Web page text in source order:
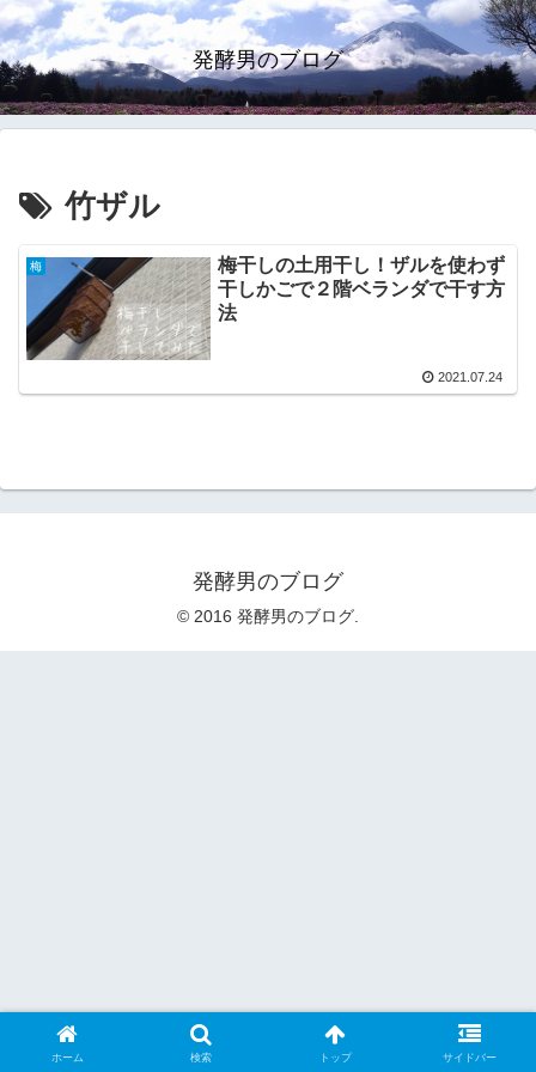
発酵男のブログ
竹ザル
梅
梅干しの土用干し！ザルを使わず
干しかごで２階ベランダで干す方
法
2021.07.24
発酵男のブログ
© 2016 発酵男のブログ.
ホーム 検索 トップ サイドバー